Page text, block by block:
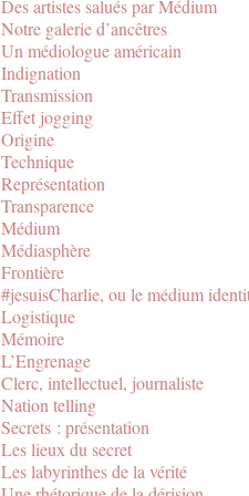
Des artistes salués par Médium
Notre galerie d’ancêtres
Un médiologue américain
Indignation
Transmission
Effet jogging
Origine
Technique
Représentation
Transparence
Médium
Médiasphère
Frontière
#jesuisCharlie, ou le médium
Logistique
Mémoire
L’Engrenage
Clerc, intellectuel, journaliste
Nation telling
Secrets : présentation
Les lieux du secret
Les labyrinthes de la vérité